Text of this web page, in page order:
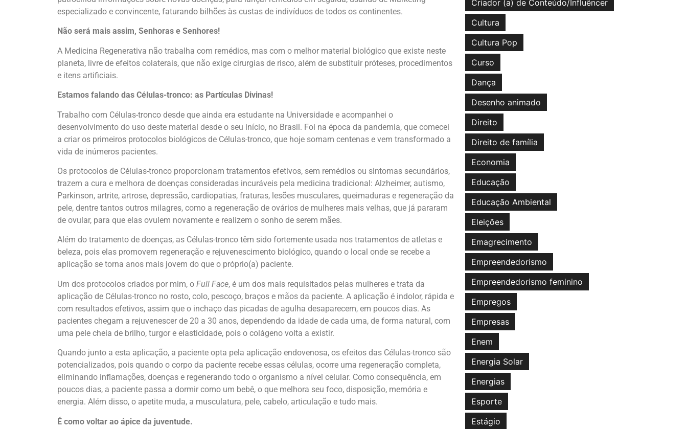
especializado e convincente, faturando bilhões às custas de indivíduos de todos os continentes.
Não será mais assim, Senhoras e Senhores!
A Medicina Regenerativa não trabalha com remédios, mas com o melhor material biológico que existe neste
planeta, livre de efeitos colaterais, que não exige cirurgias de risco, além de substituir próteses, procedimentos
e itens artificiais.
Estamos falando das Células-tronco: as Partículas Divinas!
Trabalho com Células-tronco desde que ainda era estudante na Universidade e acompanhei o
desenvolvimento do uso deste material desde o seu início, no Brasil. Foi na época da pandemia, que comecei
a criar os primeiros protocolos biológicos de Células-tronco, que hoje somam centenas e vem transformado a
vida de inúmeros pacientes.
Os protocolos de Células-tronco proporcionam tratamentos efetivos, sem remédios ou sintomas secundários,
trazem a cura e melhora de doenças consideradas incuráveis pela medicina tradicional: Alzheimer, autismo,
Parkinson, artrite, artrose, depressão, cardiopatias, fraturas, lesões musculares, queimaduras e regeneração da
pele, dentre tantos outros milagres, como a regeneração de ovários de mulheres mais velhas, que já pararam
de ovular, para que elas ovulem novamente e realizem o sonho de serem mães.
Além do tratamento de doenças, as Células-tronco têm sido fortemente usada nos tratamentos de atletas e
beleza, pois elas promovem regeneração e rejuvenescimento biológico, quando o local onde se recebe a
aplicação se torna anos mais jovem do que o próprio(a) paciente.
Um dos protocolos criados por mim, o Full Face, é um dos mais requisitados pelas mulheres e trata da
aplicação de Células-tronco no rosto, colo, pescoço, braços e mãos da paciente. A aplicação é indolor, rápida e
com resultados efetivos, assim que o inchaço das picadas de agulha desaparecem, em poucos dias. As
pacientes chegam a rejuvenescer de 20 a 30 anos, dependendo da idade de cada uma, de forma natural, com
uma pele cheia de brilho, turgor e elasticidade, pois o colágeno volta a existir.
Quando junto a esta aplicação, a paciente opta pela aplicação endovenosa, os efeitos das Células-tronco são
potencializados, pois quando o corpo da paciente recebe essas células, ocorre uma regeneração completa,
eliminando inflamações, doenças e regenerando todo o organismo a nível celular. Como consequência, em
poucos dias, a paciente passa a dormir como um bebê, o que melhora seu foco, disposição, memória e
energia. Além disso, o apetite muda, a musculatura, pele, cabelo, articulação e tudo mais.
É como voltar ao ápice da juventude.
Criador (a) de Conteúdo/Influêncer
Cultura
Cultura Pop
Curso
Dança
Desenho animado
Direito
Direito de família
Economia
Educação
Educação Ambiental
Eleições
Emagrecimento
Empreendedorismo
Empreendedorismo feminino
Empregos
Empresas
Enem
Energia Solar
Energias
Esporte
Estágio